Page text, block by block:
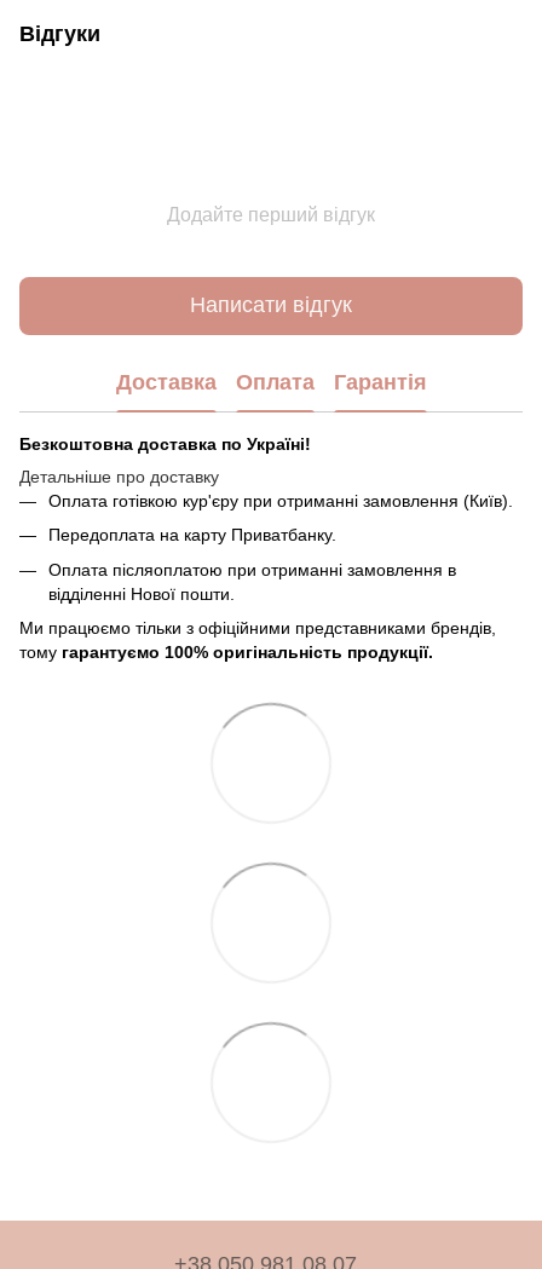
Відгуки
Додайте перший відгук
Написати відгук
Доставка Оплата Гарантія
Безкоштовна доставка по Україні!
Детальніше про доставку
Оплата готівкою кур'єру при отриманні замовлення (Київ).
Передоплата на карту Приватбанку.
Оплата післяоплатою при отриманні замовлення в
відділенні Нової пошти.
Ми працюємо тільки з офіційними представниками брендів,
тому гарантуємо 100% оригінальність продукції.